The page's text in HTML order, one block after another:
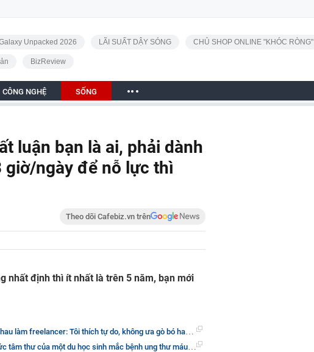
Unpacked 2026 LÃI SUẤT DẬY SÓNG CHỦ SHOP ONLINE "KHÓC RÒNG"
BizReview
CÔNG NGHỆ SỐNG
luận bạn là ai, phải dành
giờ/ngày để nỗ lực thì
Theo dõi Cafebiz.vn trên
nhất định thì ít nhất là trên 5 năm, bạn mới
Tôi thích tự do, không ưa gò bó hay chẳng qua tôi lười?
du học sinh mắc bệnh ung thư máu khiến hàng triệu người trẻ bừng tỉnh